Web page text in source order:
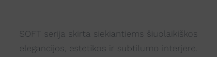
SOFT serija skirta siekiantiems šiuolaikiškos
elegancijos, estetikos ir subtilumo interjere.